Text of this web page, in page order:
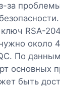
за
RSA-
около
По
основных
быть